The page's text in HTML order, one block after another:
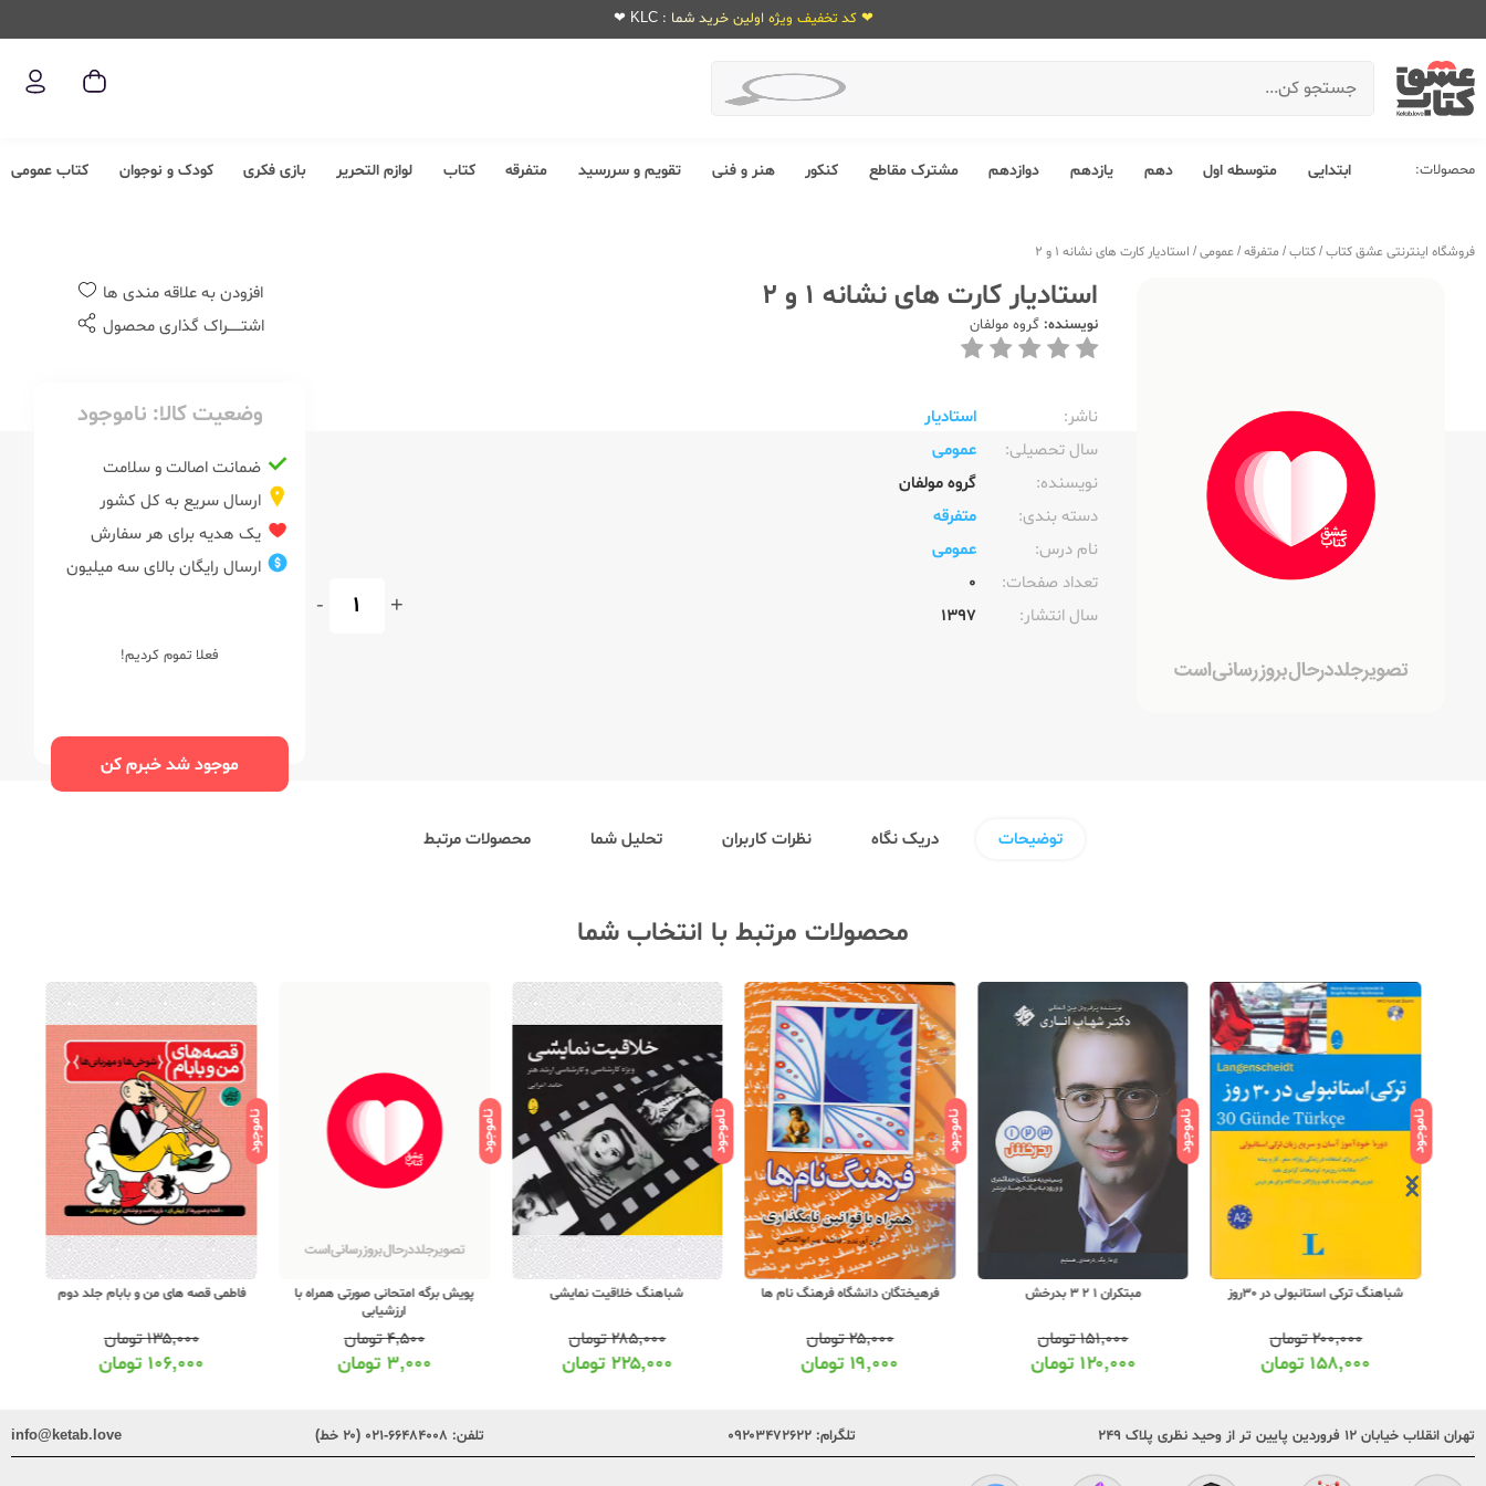
❤ کد تخفیف ویژه اولین خرید شما : KLC ❤
محصولات: ابتدایی متوسطه اول دهم یازدهم دوازدهم مشترک مقاطع کنکور هنر و فنی تقویم و سررسید متفرقه کتاب لوازم التحریر بازی فکری کودک و نوجوان کتاب عمومی
فروشگاه اینترنتی عشق کتاب/کتاب/ متفرقه/ عمومی/ استادیار کارت های نشانه 1 و 2
استادیار کارت های نشانه 1 و 2
نویسنده: گروه مولفان
ناشر:‌
استادیار
سال تحصیلی:‌
عمومی
نویسنده:‌
گروه مولفان
دسته بندی:
متفرقه
نام درس:
عمومی
تعداد صفحات:‌
0
سال انتشار:‌
1397
+
-
افزودن به علاقه مندی ها
اشتــــــراک گذاری محصول
وضعیت کالا: ناموجود
ضمانت اصالت و سلامت
ارسال سریع به کل کشور
یک هدیه برای هر سفارش
ارسال رایگان بالای سه میلیون
فعلا تموم کردیم!
موجود شد خبرم کن
توضیحات دریک نگاه نظرات کاربران تحلیل شما محصولات مرتبط
محصولات مرتبط با انتخاب شما
ناموجود
شباهنگ ترکی استانبولی در 30روز
۲۰۰,۰۰۰تومان
۱۵۸,۰۰۰تومان
ناموجود
مبتکران 1 2 3 بدرخش
۱۵۱,۰۰۰تومان
۱۲۰,۰۰۰تومان
ناموجود
فرهیختگان دانشگاه فرهنگ نام ها
۲۵,۰۰۰تومان
۱۹,۰۰۰تومان
ناموجود
شباهنگ خلاقیت نمایشی
۲۸۵,۰۰۰تومان
۲۲۵,۰۰۰تومان
ناموجود
پویش برگه امتحانی صورتی همراه با
ارزشیابی
۴,۵۰۰تومان
۳,۰۰۰تومان
ناموجود
فاطمی قصه های من و بابام جلد دوم
۱۳۵,۰۰۰تومان
۱۰۶,۰۰۰تومان
تهران انقلاب خیابان ۱۲ فروردین پایین تر از وحید نظری پلاک ۲۴۹ تلگرام: ۰۹۲۰۳۴۷۲۶۲۲ تلفن: ۶۶۴۸۴۰۰۸-۰۲۱ (۲۰ خط) info@ketab.love